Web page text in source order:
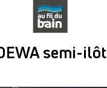
semi-ilôt